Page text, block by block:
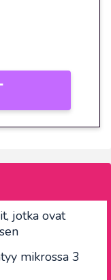
jotka ovat
mikrossa 3